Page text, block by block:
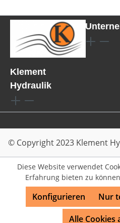
Klement
Hydraulik
© Copyright 2023 Klement
Diese Website verwendet
Erfahrung bieten zu
Nur
Konfigurieren
Alle Cookies